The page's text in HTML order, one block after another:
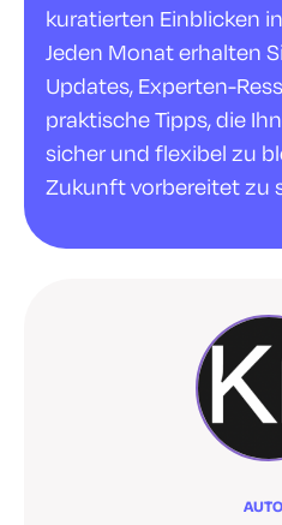
kuratierten Einblicken
Jeden Monat erhalten
Updates, Experten-
praktische Tipps, die
sicher und flexibel zu
Zukunft vorbereitet zu